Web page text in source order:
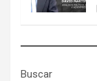
Buscar